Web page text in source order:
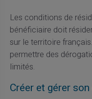
Les conditions de
bénéficiaire doit
sur le territoire
permettre des
limités.
Créer et gérer